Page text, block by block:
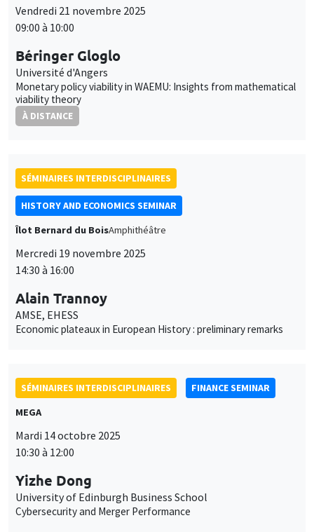
Vendredi 21 novembre 2025
09:00 à 10:00
Béringer Gloglo
Université d'Angers
Monetary policy viability in WAEMU: Insights from mathematical
viability theory
À DISTANCE
SÉMINAIRES INTERDISCIPLINAIRES
HISTORY AND ECONOMICS SEMINAR
Îlot Bernard du BoisAmphithéâtre
Mercredi 19 novembre 2025
14:30 à 16:00
Alain Trannoy
AMSE, EHESS
Economic plateaux in European History : preliminary remarks
SÉMINAIRES INTERDISCIPLINAIRES
FINANCE SEMINAR
MEGA
Mardi 14 octobre 2025
10:30 à 12:00
Yizhe Dong
University of Edinburgh Business School
Cybersecurity and Merger Performance